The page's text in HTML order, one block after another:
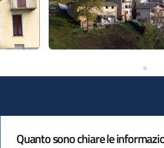
Quanto sono chiare le